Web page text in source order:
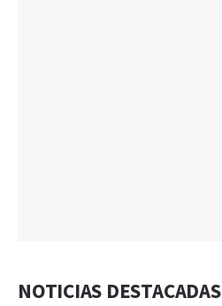
NOTICIAS DESTACADAS